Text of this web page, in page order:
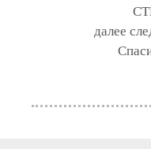
далее